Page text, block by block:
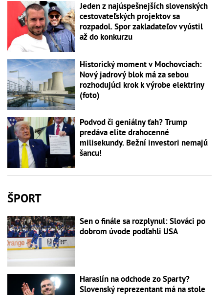
Jeden z najúspešnejších slovenských
cestovateľských projektov sa
rozpadol. Spor zakladateľov vyústil
až do konkurzu
Historický moment v Mochovciach:
Nový jadrový blok má za sebou
rozhodujúci krok k výrobe elektriny
(foto)
Podvod či geniálny ťah? Trump
predáva elite drahocenné
milisekundy. Bežní investori nemajú
šancu!
ŠPORT
Sen o finále sa rozplynul: Slováci po
dobrom úvode podľahli USA
Haraslín na odchode zo Sparty?
Slovenský reprezentant má na stole